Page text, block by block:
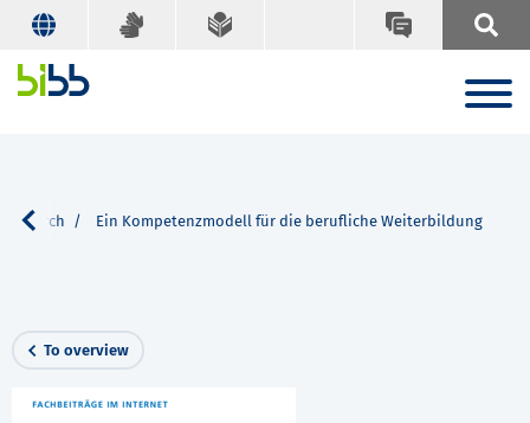
Search Ein Kompetenzmodell für die berufliche Weiterbildung
To overview